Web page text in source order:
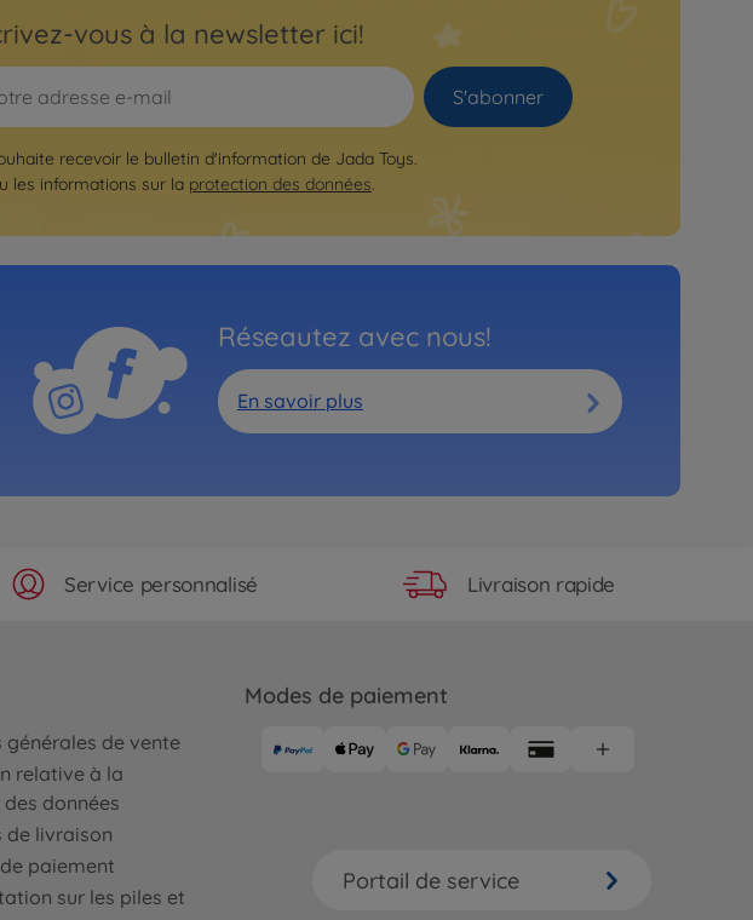
vous à la newsletter ici!
S'abonner
recevoir le bulletin d'information de Jada Toys.
les informations sur la protection des données.
Réseautez avec nous!
En savoir plus
Service personnalisé Livraison rapide
générales de vente
relative à la
données
de livraison
paiement
sur les piles et
Modes de paiement
Portail de service